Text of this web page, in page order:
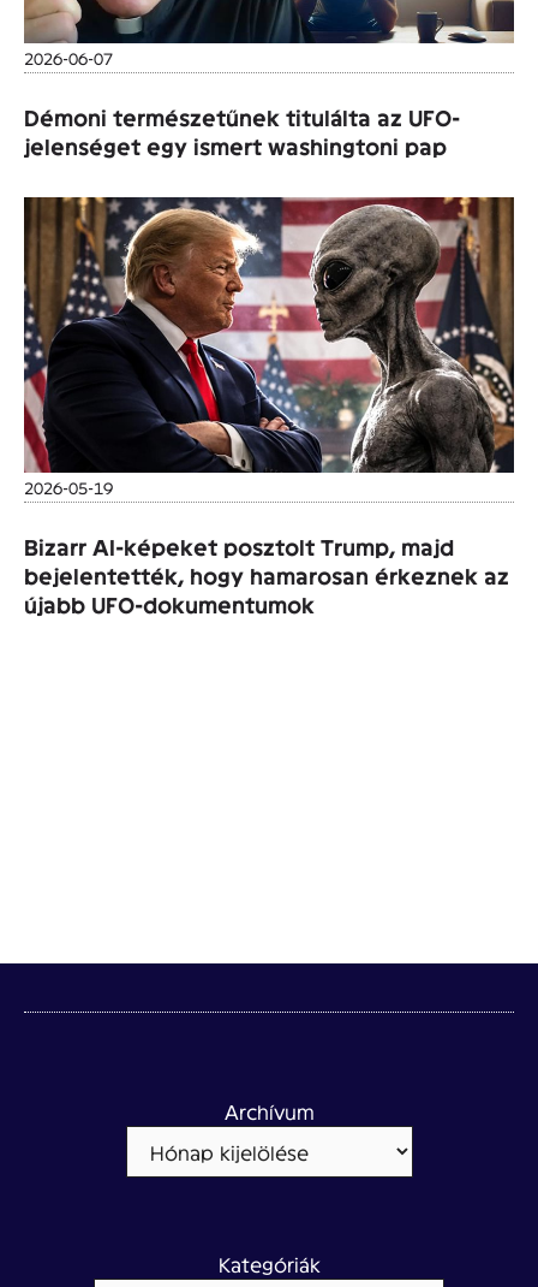
2026-06-07
Démoni természetűnek titulálta az UFO-
jelenséget egy ismert washingtoni pap
2026-05-19
Bizarr AI-képeket posztolt Trump, majd
bejelentették, hogy hamarosan érkeznek az
újabb UFO-dokumentumok
Archívum
Kategóriák